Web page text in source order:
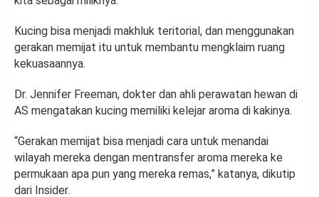
Kucing bisa menjadi makhluk teritorial, dan menggunakan
gerakan memijat itu untuk membantu mengklaim ruang
kekuasaannya.
Dr. Jennifer Freeman, dokter dan ahli perawatan hewan di
AS mengatakan kucing memiliki kelejar aroma di kakinya.
“Gerakan memijat bisa menjadi cara untuk menandai
wilayah mereka dengan mentransfer aroma mereka ke
permukaan apa pun yang mereka remas,” katanya, dikutip
dari Insider.